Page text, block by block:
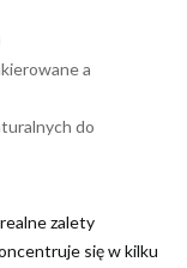
a
do
zalety
się w kilku